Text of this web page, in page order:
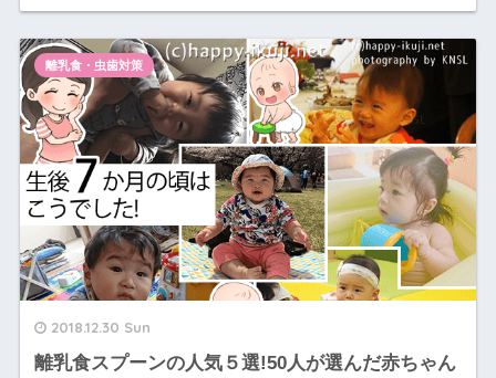
2018.12.30 Sun
離乳食スプーンの人気５選!50人が選んだ赤ちゃん
離乳食・虫歯対策